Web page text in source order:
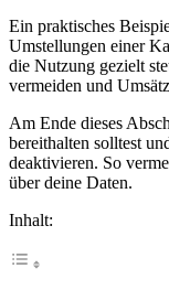
Ein praktisches
Umstellungen einer
die Nutzung gezielt
vermeiden und
Am Ende dieses
bereithalten solltest
deaktivieren. So
über deine Daten.
Inhalt: